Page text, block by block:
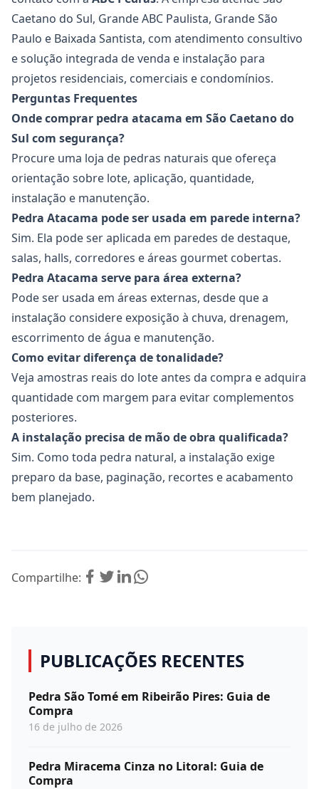
Caetano do Sul, Grande ABC Paulista, Grande São
Paulo e Baixada Santista, com atendimento consultivo
e solução integrada de venda e instalação para
projetos residenciais, comerciais e condomínios.
Perguntas Frequentes
Onde comprar pedra atacama em São Caetano do
Sul com segurança?
Procure uma loja de pedras naturais que ofereça
orientação sobre lote, aplicação, quantidade,
instalação e manutenção.
Pedra Atacama pode ser usada em parede interna?
Sim. Ela pode ser aplicada em paredes de destaque,
salas, halls, corredores e áreas gourmet cobertas.
Pedra Atacama serve para área externa?
Pode ser usada em áreas externas, desde que a
instalação considere exposição à chuva, drenagem,
escorrimento de água e manutenção.
Como evitar diferença de tonalidade?
Veja amostras reais do lote antes da compra e adquira
quantidade com margem para evitar complementos
posteriores.
A instalação precisa de mão de obra qualificada?
Sim. Como toda pedra natural, a instalação exige
preparo da base, paginação, recortes e acabamento
bem planejado.
Compartilhe:
PUBLICAÇÕES RECENTES
Pedra São Tomé em Ribeirão Pires: Guia de
Compra
16 de julho de 2026
Pedra Miracema Cinza no Litoral: Guia de
Compra